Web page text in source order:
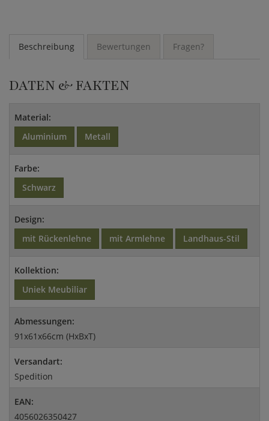
Beschreibung Bewertungen Fragen?
DATEN & FAKTEN
Material:
Aluminium
Metall
Farbe:
Schwarz
Design:
mit Rückenlehne
mit Armlehne Landhaus-Stil
Kollektion:
Uniek Meubiliar
Abmessungen:
91x61x66cm (HxBxT)
Versandart:
Spedition
EAN:
4056026350427